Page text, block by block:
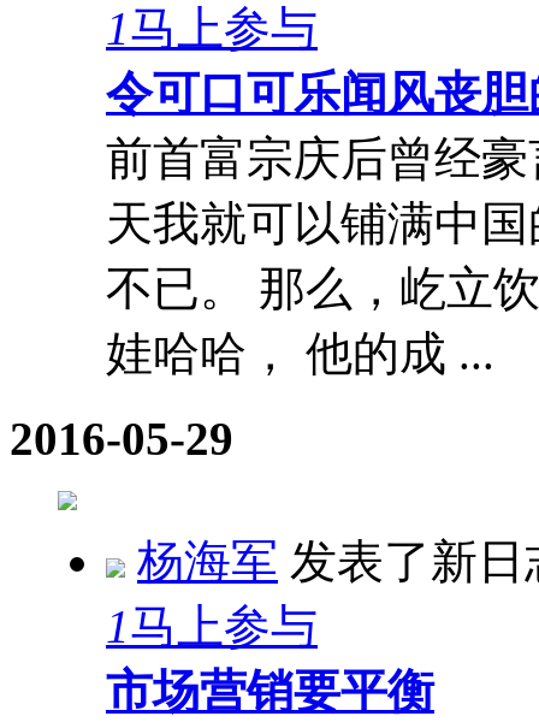
1马上参与
令可口可乐闻风丧
前首富宗庆后曾经
天我就可以铺满中
不已。 那么，屹立
娃哈哈， 他的成 ...
2016-05-29
杨海军 发表了新
1马上参与
市场营销要平衡